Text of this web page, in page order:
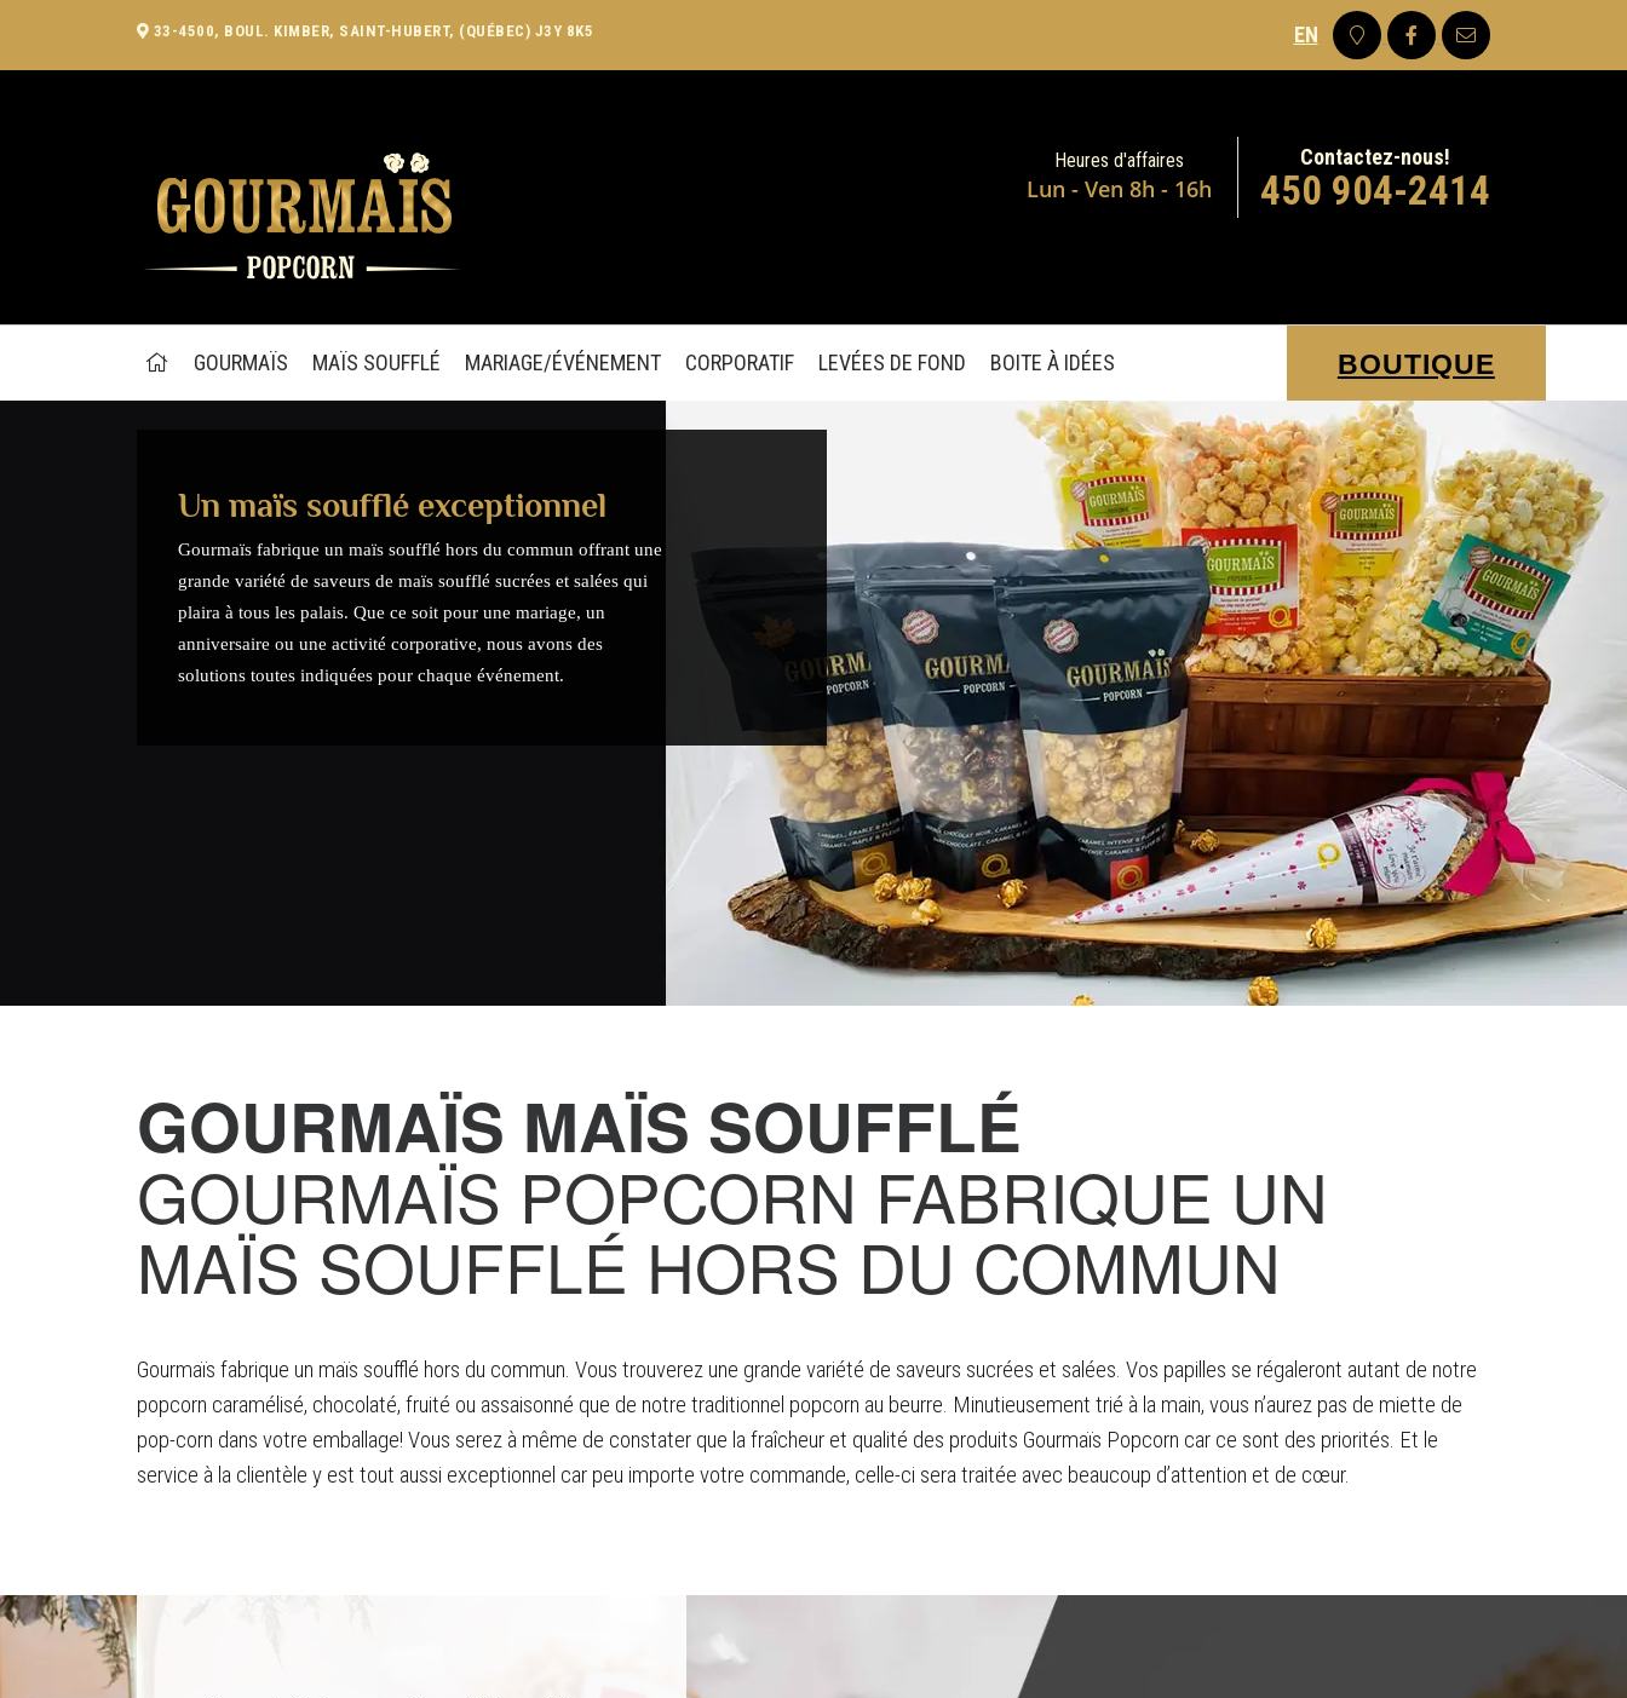
33-4500, BOUL. KIMBER, SAINT-HUBERT, (QUÉBEC) J3Y 8K5 EN
Heures d'affaires
Lun - Ven 8h - 16h
Contactez-nous!
450 904-2414
GOURMAÏS MAÏS SOUFFLÉ MARIAGE/ÉVÉNEMENT CORPORATIF LEVÉES DE FOND BOITE À IDÉES BOUTIQUE
Un maïs soufflé exceptionnel
Gourmaïs fabrique un maïs soufflé hors du commun offrant une
grande variété de saveurs de maïs soufflé sucrées et salées qui
plaira à tous les palais. Que ce soit pour une mariage, un
anniversaire ou une activité corporative, nous avons des
solutions toutes indiquées pour chaque événement.
GOURMAÏS MAÏS SOUFFLÉ
GOURMAÏS POPCORN FABRIQUE UN
MAÏS SOUFFLÉ HORS DU COMMUN
Gourmaïs fabrique un maïs soufflé hors du commun. Vous trouverez une grande variété de saveurs sucrées et salées. Vos papilles se régaleront autant de notre
popcorn caramélisé, chocolaté, fruité ou assaisonné que de notre traditionnel popcorn au beurre. Minutieusement trié à la main, vous n’aurez pas de miette de
pop-corn dans votre emballage! Vous serez à même de constater que la fraîcheur et qualité des produits Gourmaïs Popcorn car ce sont des priorités. Et le
service à la clientèle y est tout aussi exceptionnel car peu importe votre commande, celle-ci sera traitée avec beaucoup d’attention et de cœur.